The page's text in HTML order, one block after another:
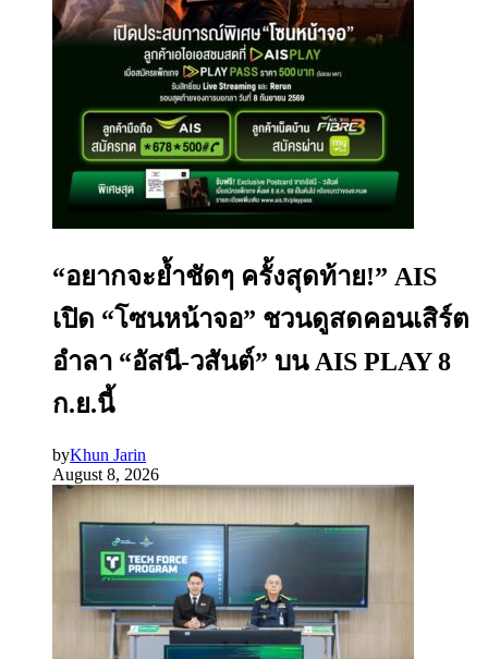
“อยากจะย้ำชัดๆ ครั้งสุดท้าย!” AIS
เปิด “โซนหน้าจอ” ชวนดูสดคอนเสิร์ต
อำลา “อัสนี-วสันต์” บน AIS PLAY 8
ก.ย.นี้
byKhun Jarin
August 8, 2026